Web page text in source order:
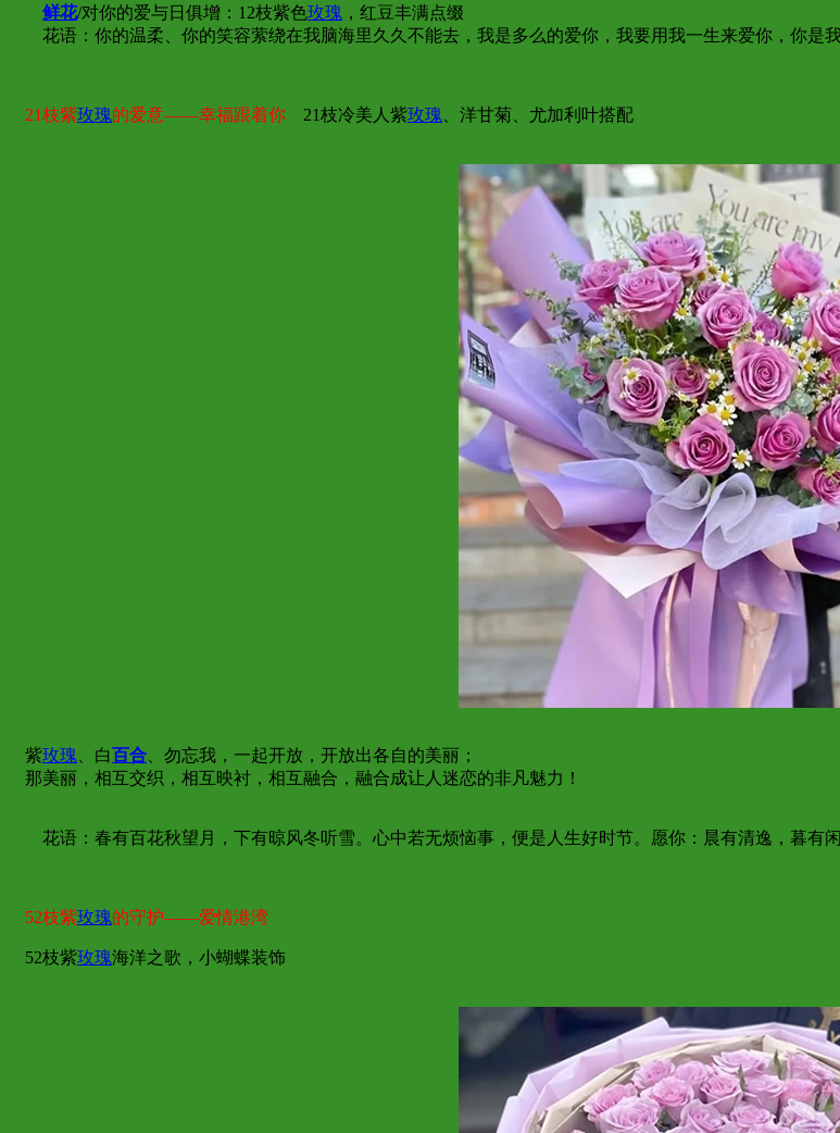
鲜花/对你的爱与日俱增：12枝紫色玫瑰 ，红豆丰满点缀
花语：你的温柔、你的笑容萦绕在我脑海里久久不能去，我是多么的爱你，我要用我一生来爱你，你是
21枝紫玫瑰的爱意——幸福跟着你 21枝冷美人紫玫瑰 、洋甘菊、尤加利叶搭配
紫玫瑰 、白百合 、勿忘我，一起开放，开放出各自的美丽；
那美丽，相互交织，相互映衬，相互融合，融合成让人迷恋的非凡魅力！
花语：春有百花秋望月，下有晾风冬听雪。心中若无烦恼事，便是人生好时节。愿你：晨有清逸，暮有
52枝紫玫瑰的守护——爱情港湾
52枝紫玫瑰海洋之歌，小蝴蝶装饰